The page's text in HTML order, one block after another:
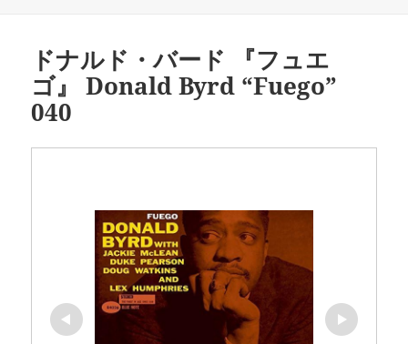
ドナルド・バード 『フュエ
ゴ』 Donald Byrd “Fuego”
040